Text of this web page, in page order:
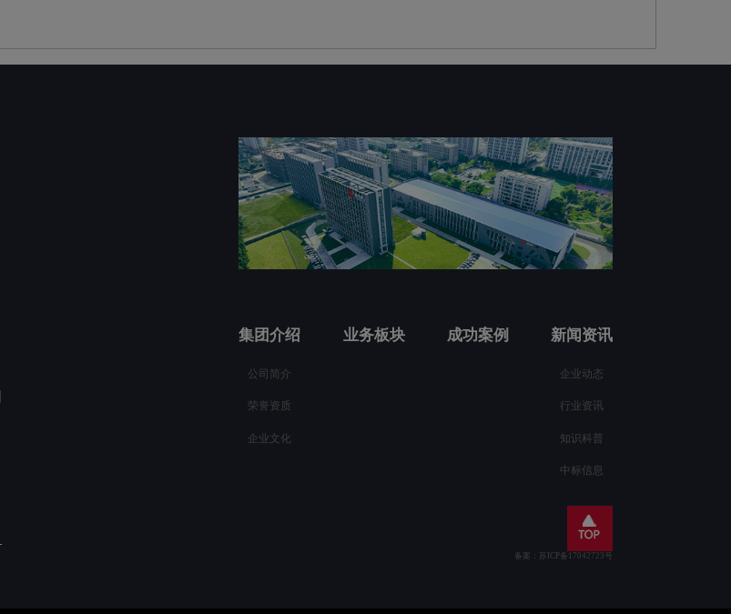
集团介绍
公司简介
荣誉资质
企业文化
业务板块 成功案例 新闻资讯
企业动态
行业资讯
知识科普
中标信息
备案：苏ICP备17042723号